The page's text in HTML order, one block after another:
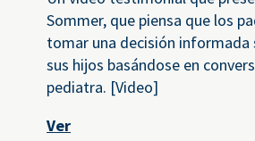
Sommer, que piensa que los
tomar una decisión informada
sus hijos basándose en
pediatra. [Video]
Ver